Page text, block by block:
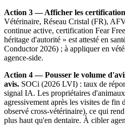
Action 3 — Afficher les
Vétérinaire, Réseau Cristal (FR),
continue active, certification Fear
héritage d'autorité » est attesté en
Conductor 2026) ; à appliquer en
agence-side.
Action 4 — Pousser le volume
avis. SOCi (2026 LVI) : taux de
signal IA. Les propriétaires
agressivement après les visites de fin
observé cross-vétérinaire), ce qui
plus haut qu'en dentaire. À cibler